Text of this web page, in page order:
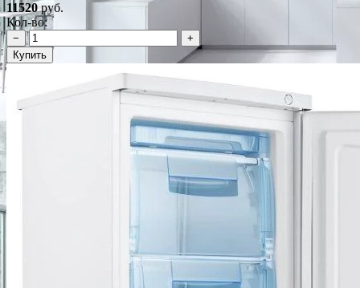
11520руб.
Кол-во:
−
+
Купить